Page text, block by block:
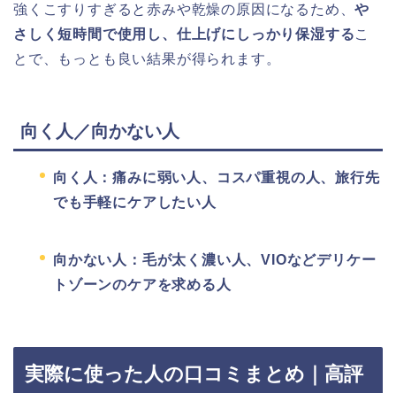
強くこすりすぎると赤みや乾燥の原因になるため、や
さしく短時間で使用し、仕上げにしっかり保湿するこ
とで、もっとも良い結果が得られます。
向く人／向かない人
向く人：痛みに弱い人、コスパ重視の人、旅行先
でも手軽にケアしたい人
向かない人：毛が太く濃い人、VIOなどデリケー
トゾーンのケアを求める人
実際に使った人の口コミまとめ｜高評